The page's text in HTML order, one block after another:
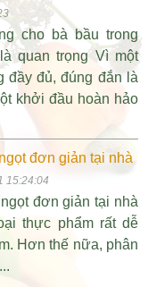
cho bà bầu trong
quan trọng Vì một
đầy đủ, đúng đắn là
khởi đầu hoàn hảo
đơn giản tại nhà
15:24:04
đơn giản tại nhà
thực phẩm rất dễ
Hơn thế nữa, phân